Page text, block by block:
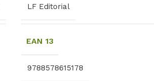
LF Editorial
EAN 13
9788578615178